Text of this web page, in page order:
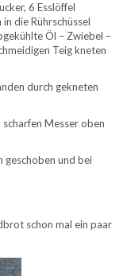
6 Esslöffel
die Rührschüssel
Öl – Zwiebel –
Teig kneten
durch gekneten
Messer oben
geschoben und bei
schon mal ein paar